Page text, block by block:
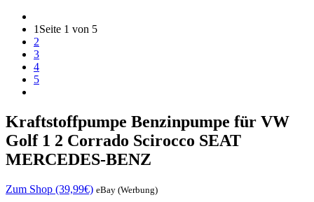
1 Seite 1 von 5
2
3
4
5
Kraftstoffpumpe Benzinpumpe für VW
Golf 1 2 Corrado Scirocco SEAT
MERCEDES-BENZ
Zum Shop (39,99€) eBay (Werbung)